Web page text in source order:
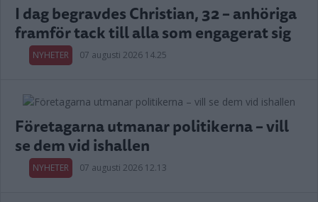
I dag begravdes Christian, 32 – anhöriga
framför tack till alla som engagerat sig
NYHETER 07 augusti 2026 14.25
Företagarna utmanar politikerna – vill
se dem vid ishallen
NYHETER 07 augusti 2026 12.13